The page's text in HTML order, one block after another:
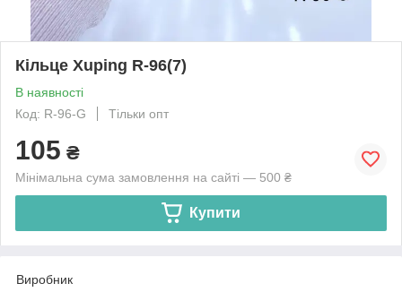
Кільце Xuping R-96(7)
В наявності
Код: R-96-G
Тільки опт
105 ₴
Мінімальна сума замовлення на сайті — 500 ₴
Купити
Виробник